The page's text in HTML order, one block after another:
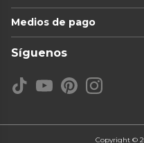
Medios de pago
Síguenos
Copyright ©